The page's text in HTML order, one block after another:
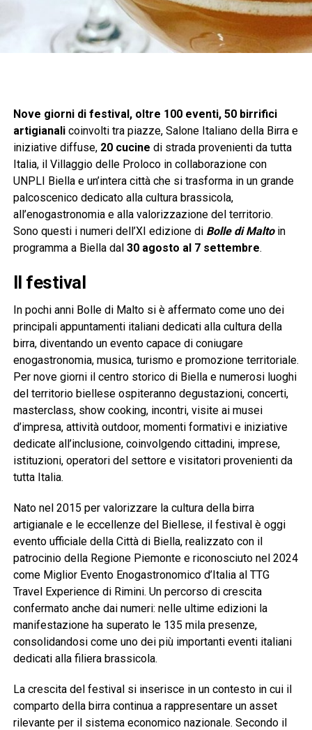
Nove giorni di festival, oltre 100 eventi, 50 birrifici
artigianalicoinvolti tra piazze, Salone Italiano della Birra e
iniziative diffuse,20 cucine di strada provenienti da tutta
Italia, il Villaggio delle Proloco in collaborazione con
UNPLI Biella e un’intera città che si trasforma in un grande
palcoscenico dedicato alla cultura brassicola,
all’enogastronomia e alla valorizzazione del territorio.
Sono questi i numeri dell’XI edizione di Bolle di Maltoin
programma a Biella dal 30 agosto al 7 settembre.
Il festival
In pochi anni Bolle di Malto si è affermato come uno dei
principali appuntamenti italiani dedicati alla cultura della
birra, diventando un evento capace di coniugare
enogastronomia, musica, turismo e promozione territoriale.
Per nove giorni il centro storico di Biella e numerosi luoghi
del territorio biellese ospiteranno degustazioni, concerti,
masterclass, show cooking, incontri, visite ai musei
d’impresa, attività outdoor, momenti formativi e iniziative
dedicate all’inclusione, coinvolgendo cittadini, imprese,
istituzioni, operatori del settore e visitatori provenienti da
tutta Italia.
Nato nel 2015 per valorizzare la cultura della birra
artigianale e le eccellenze del Biellese, il festival è oggi
evento ufficiale della Città di Biella, realizzato con il
patrocinio della Regione Piemonte e riconosciuto nel 2024
come Miglior Evento Enogastronomico d’Italia al TTG
Travel Experience di Rimini. Un percorso di crescita
confermato anche dai numeri: nelle ultime edizioni la
manifestazione ha superato le 135 mila presenze,
consolidandosi come uno dei più importanti eventi italiani
dedicati alla filiera brassicola.
La crescita del festival si inserisce in un contesto in cui il
comparto della birra continua a rappresentare un asset
rilevante per il sistema economico nazionale. Secondo il